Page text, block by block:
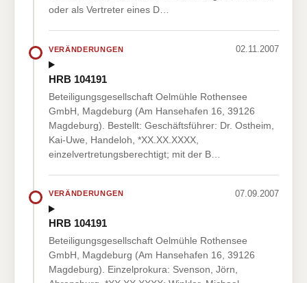
oder als Vertreter eines D…
VERÄNDERUNGEN 02.11.2007
HRB 104191
Beteiligungsgesellschaft Oelmühle Rothensee
GmbH, Magdeburg (Am Hansehafen 16, 39126
Magdeburg). Bestellt: Geschäftsführer: Dr. Ostheim,
Kai-Uwe, Handeloh, *XX.XX.XXXX,
einzelvertretungsberechtigt; mit der B…
VERÄNDERUNGEN 07.09.2007
HRB 104191
Beteiligungsgesellschaft Oelmühle Rothensee
GmbH, Magdeburg (Am Hansehafen 16, 39126
Magdeburg). Einzelprokura: Svenson, Jörn,